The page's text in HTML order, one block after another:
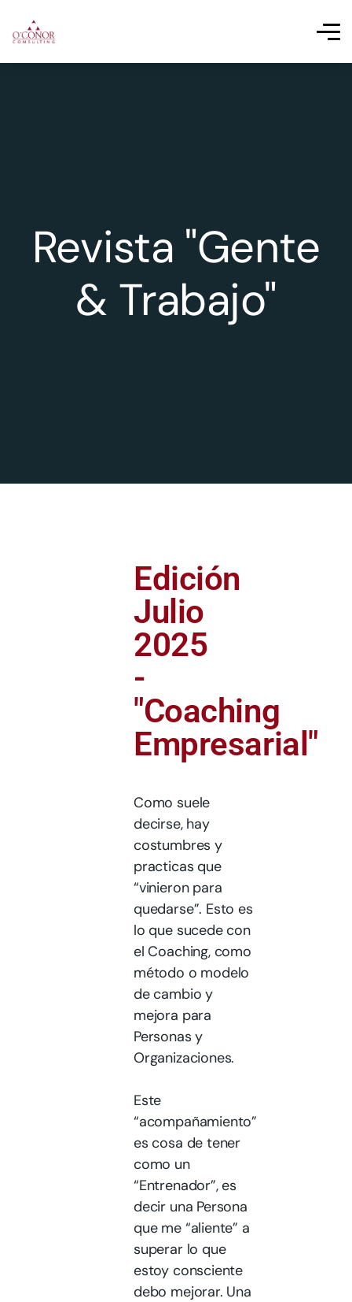
Revista "Gente
& Trabajo"
Edición
Julio
2025
-
"Coaching
Empresarial"
Como suele
decirse, hay
costumbres y
practicas que
“vinieron para
quedarse”. Esto es
lo que sucede con
el Coaching, como
método o modelo
de cambio y
mejora para
Personas y
Organizaciones.
Este
“acompañamiento”
es cosa de tener
como un
“Entrenador”, es
decir una Persona
que me “aliente” a
superar lo que
estoy consciente
debo mejorar. Una